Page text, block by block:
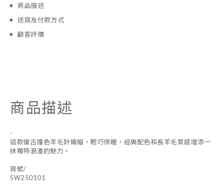
商品描述
送貨及付款方式
顧客評價
商品描述
-
這款復古撞色羊毛針織帽，輕巧保暖，經典配色和長羊毛質感增添一
抹獨特浪漫的魅力。
貨號/
SW250101